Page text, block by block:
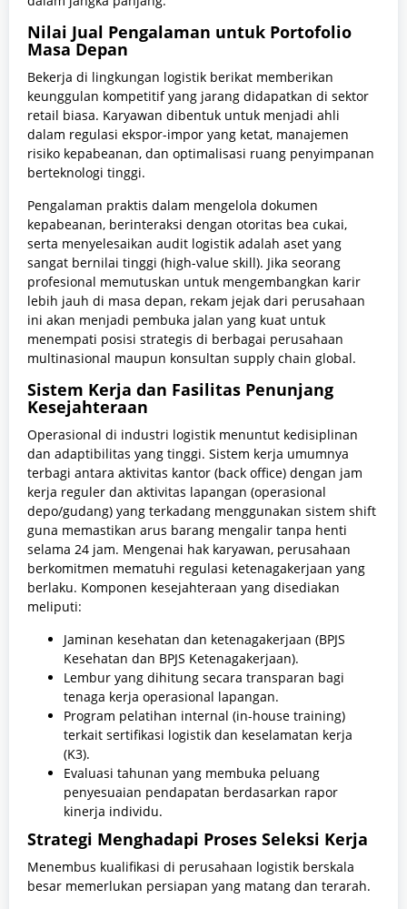
Nilai Jual Pengalaman untuk Portofolio
Masa Depan
Bekerja di lingkungan logistik berikat memberikan
keunggulan kompetitif yang jarang didapatkan di sektor
retail biasa. Karyawan dibentuk untuk menjadi ahli
dalam regulasi ekspor-impor yang ketat, manajemen
risiko kepabeanan, dan optimalisasi ruang penyimpanan
berteknologi tinggi.
Pengalaman praktis dalam mengelola dokumen
kepabeanan, berinteraksi dengan otoritas bea cukai,
serta menyelesaikan audit logistik adalah aset yang
sangat bernilai tinggi (high-value skill). Jika seorang
profesional memutuskan untuk mengembangkan karir
lebih jauh di masa depan, rekam jejak dari perusahaan
ini akan menjadi pembuka jalan yang kuat untuk
menempati posisi strategis di berbagai perusahaan
multinasional maupun konsultan supply chain global.
Sistem Kerja dan Fasilitas Penunjang
Kesejahteraan
Operasional di industri logistik menuntut kedisiplinan
dan adaptibilitas yang tinggi. Sistem kerja umumnya
terbagi antara aktivitas kantor (back office) dengan jam
kerja reguler dan aktivitas lapangan (operasional
depo/gudang) yang terkadang menggunakan sistem shift
guna memastikan arus barang mengalir tanpa henti
selama 24 jam. Mengenai hak karyawan, perusahaan
berkomitmen mematuhi regulasi ketenagakerjaan yang
berlaku. Komponen kesejahteraan yang disediakan
meliputi:
Jaminan kesehatan dan ketenagakerjaan (BPJS
Kesehatan dan BPJS Ketenagakerjaan).
Lembur yang dihitung secara transparan bagi
tenaga kerja operasional lapangan.
Program pelatihan internal (in-house training)
terkait sertifikasi logistik dan keselamatan kerja
(K3).
Evaluasi tahunan yang membuka peluang
penyesuaian pendapatan berdasarkan rapor
kinerja individu.
Strategi Menghadapi Proses Seleksi Kerja
Menembus kualifikasi di perusahaan logistik berskala
besar memerlukan persiapan yang matang dan terarah.